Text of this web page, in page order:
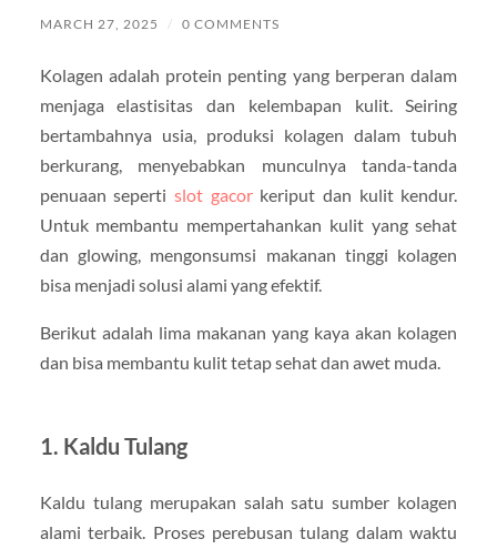
MARCH 27, 2025 / 0 COMMENTS
Kolagen adalah protein penting yang berperan dalam
menjaga elastisitas dan kelembapan kulit. Seiring
bertambahnya usia, produksi kolagen dalam tubuh
berkurang, menyebabkan munculnya tanda-tanda
penuaan sepertislot gacorkeriput dan kulit kendur.
Untuk membantu mempertahankan kulit yang sehat
dan glowing, mengonsumsi makanan tinggi kolagen
bisa menjadi solusi alami yang efektif.
Berikut adalah lima makanan yang kaya akan kolagen
dan bisa membantu kulit tetap sehat dan awet muda.
1. Kaldu Tulang
Kaldu tulang merupakan salah satu sumber kolagen
alami terbaik. Proses perebusan tulang dalam waktu